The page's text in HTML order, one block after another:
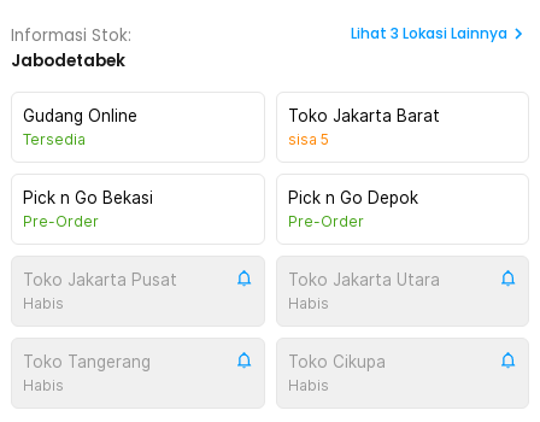
Informasi Stok:
Jabodetabek
Lihat 3 Lokasi Lainnya
Gudang Online
Tersedia
Toko Jakarta Barat
sisa 5
Pick n Go Bekasi
Pre-Order
Pick n Go Depok
Pre-Order
Toko Jakarta Pusat
Habis
Toko Jakarta Utara
Habis
Toko Tangerang
Habis
Toko Cikupa
Habis